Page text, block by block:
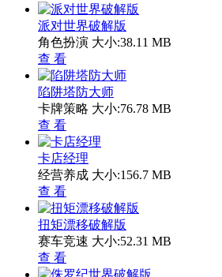
派对世界破解版
角色扮演 大小:38.11 MB
查 看
陷阱塔防大师
卡牌策略 大小:76.78 MB
查 看
卡店经理
经营养成 大小:156.7 MB
查 看
扭矩漂移破解版
赛车竞速 大小:52.31 MB
查 看